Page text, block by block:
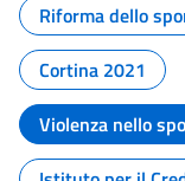
Riforma dello
Cortina 2021
Violenza nello